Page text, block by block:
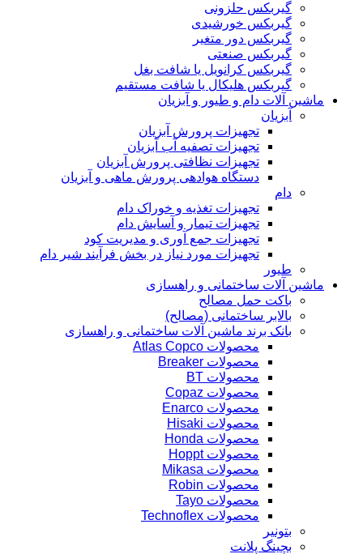
گیربکس حلزونی
گیربکس خورشیدی
گیربکس دور متغیر
گیربکس صنعتی
گیربکس کرانویل یا شافت بغل
گیربکس هلیکال یا شافت مستقیم
ماشین آلات دام و طیور و آبزیان
آبزیان
تجهیزات پرورش آبزیان
تجهیزات تصفیه آب آبزیان
تجهیزات نظافتی پرورش آبزیان
دستگاه هوادهی پرورش ماهی و آبزیان
دام
تجهیزات تغذیه و خوراک دام
تجهیزات تیمار و آسایش دام
تجهیزات جمع آوری و مدیریت کود
تجهیزات مورد نیاز در بخش فرآیند شیر دام
طیور
ماشین آلات ساختمانی و راهسازی
باکت حمل مصالح
بالابر ساختمانی (مصالح)
بانک برند ماشین آلات ساختمانی و راهسازی
محصولات Atlas Copco
محصولات Breaker
محصولات BT
محصولات Copaz
محصولات Enarco
محصولات Hisaki
محصولات Honda
محصولات Hoppt
محصولات Mikasa
محصولات Robin
محصولات Tayo
محصولات Technoflex
بتونیر
بچینگ پلانت